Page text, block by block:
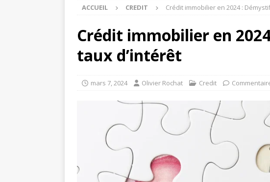
ACCUEIL CREDIT Crédit immobilier en 2024 :
Crédit immobilier en
taux d’intérêt
mars 7, 2024 Olivier Rochat Credit